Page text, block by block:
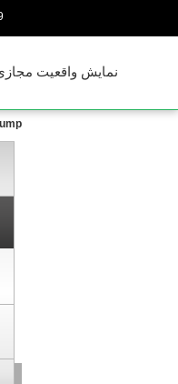
نمایش واقعیت